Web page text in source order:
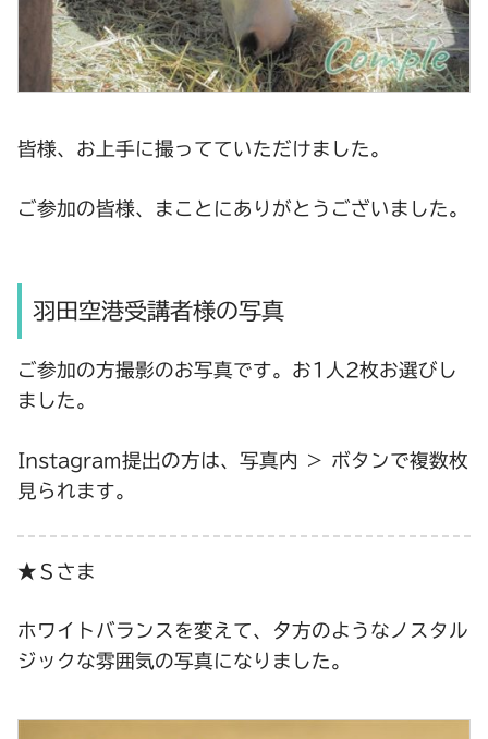
皆様、お上手に撮ってていただけました。
ご参加の皆様、まことにありがとうございました。
羽田空港受講者様の写真
ご参加の方撮影のお写真です。お1人2枚お選びし
ました。
Instagram提出の方は、写真内 ＞ ボタンで複数枚
見られます。
★Ｓさま
ホワイトバランスを変えて、夕方のようなノスタル
ジックな雰囲気の写真になりました。